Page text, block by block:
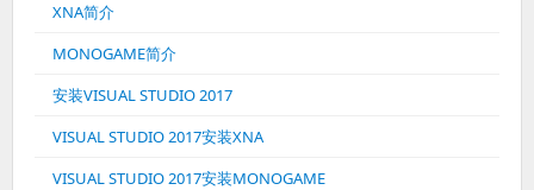
XNA简介
MONOGAME简介
安装VISUAL STUDIO 2017
VISUAL STUDIO 2017安装XNA
VISUAL STUDIO 2017安装MONOGAME